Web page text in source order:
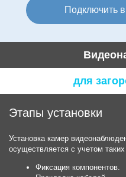
Подключить
для
Этапы установки
Установка камер
осуществляется с учетом таких
Фиксация компонентов.